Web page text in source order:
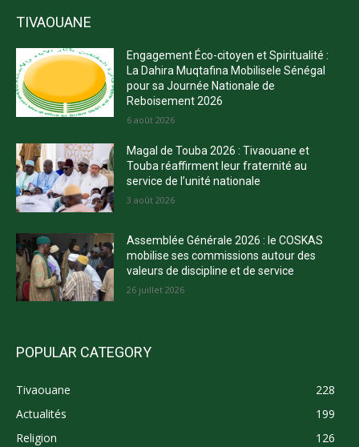
TIVAOUANE
Engagement Éco-citoyen et Spiritualité :
La Dahira Muqtafina Mobilisele Sénégal
pour sa Journée Nationale de
Reboisement 2026
6 août 2026
Magal de Touba 2026 : Tivaouane et
Touba réaffirment leur fraternité au
service de l’unité nationale
3 août 2026
Assemblée Générale 2026 : le COSKAS
mobilise ses commissions autour des
valeurs de discipline et de service
26 juillet 2026
POPULAR CATEGORY
Tivaouane
228
Actualités
199
Religion
126